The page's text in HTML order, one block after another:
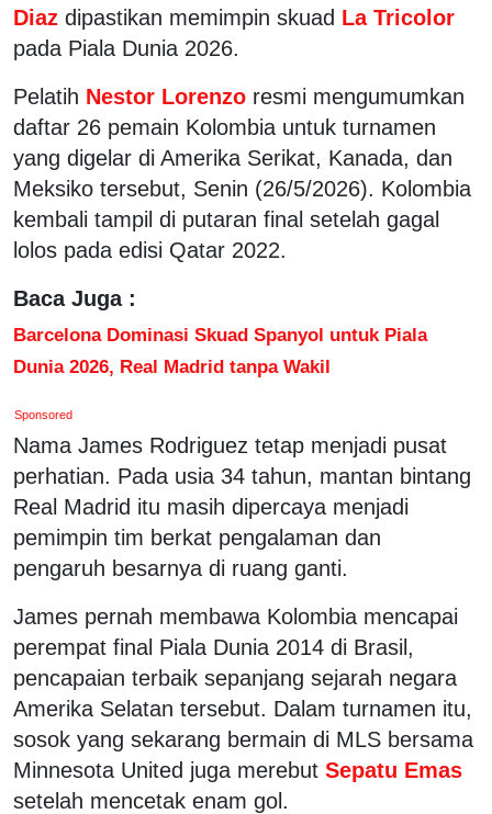
Diaz dipastikan memimpin skuad La Tricolor
pada Piala Dunia 2026.
Pelatih Nestor Lorenzo resmi mengumumkan
daftar 26 pemain Kolombia untuk turnamen
yang digelar di Amerika Serikat, Kanada, dan
Meksiko tersebut, Senin (26/5/2026). Kolombia
kembali tampil di putaran final setelah gagal
lolos pada edisi Qatar 2022.
Baca Juga :
Barcelona Dominasi Skuad Spanyol untuk Piala
Dunia 2026, Real Madrid tanpa Wakil
Sponsored
Nama James Rodriguez tetap menjadi pusat
perhatian. Pada usia 34 tahun, mantan bintang
Real Madrid itu masih dipercaya menjadi
pemimpin tim berkat pengalaman dan
pengaruh besarnya di ruang ganti.
James pernah membawa Kolombia mencapai
perempat final Piala Dunia 2014 di Brasil,
pencapaian terbaik sepanjang sejarah negara
Amerika Selatan tersebut. Dalam turnamen itu,
sosok yang sekarang bermain di MLS bersama
Minnesota United juga merebut Sepatu Emas
setelah mencetak enam gol.